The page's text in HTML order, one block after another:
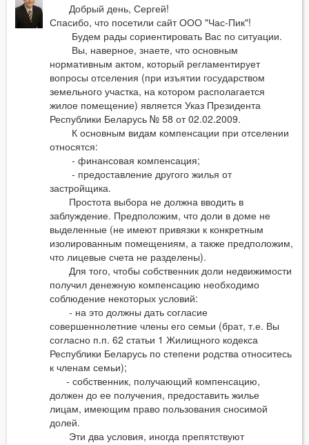
Добрый день, Сергей!
Спасибо, что посетили сайт ООО "Час-Пик"!
Будем рады сориентировать Вас по ситуации.
Вы, наверное, знаете, что основным
нормативным актом, который регламентирует
вопросы отселения (при изъятии государством
земельного участка, на котором располагается
жилое помещение) является Указ Президента
Республики Беларусь № 58 от 02.02.2009.
К основным видам компенсации при отселении
относятся:
- финансовая компенсация;
- предоставление другого жилья от
застройщика.
Простота выбора не должна вводить в
заблуждение. Предположим, что доли в доме не
выделенные (не имеют привязки к конкретным
изолированным помещениям, а также предположим,
что лицевые счета не разделены).
Для того, чтобы собственник доли недвижимости
получил денежную компенсацию необходимо
соблюдение некоторых условий:
- на это должны дать согласие
совершеннолетние члены его семьи (брат, т.е. Вы
согласно п.п. 62 статьи 1 Жилищного кодекса
Республики Беларусь по степени родства относитесь
к членам семьи);
- собственник, получающий компенсацию,
должен до ее получения, предоставить жилье
лицам, имеющим право пользования сносимой
долей.
Эти два условия, иногда препятствуют